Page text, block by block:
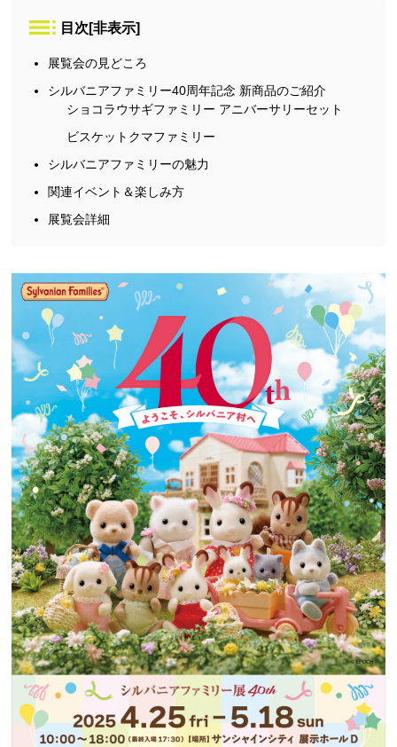
目次 [非表示]
展覧会の見どころ
シルバニアファミリー40周年記念 新商品のご紹介
ショコラウサギファミリー アニバーサリーセット
ビスケットクマファミリー
シルバニアファミリーの魅力
関連イベント＆楽しみ方
展覧会詳細